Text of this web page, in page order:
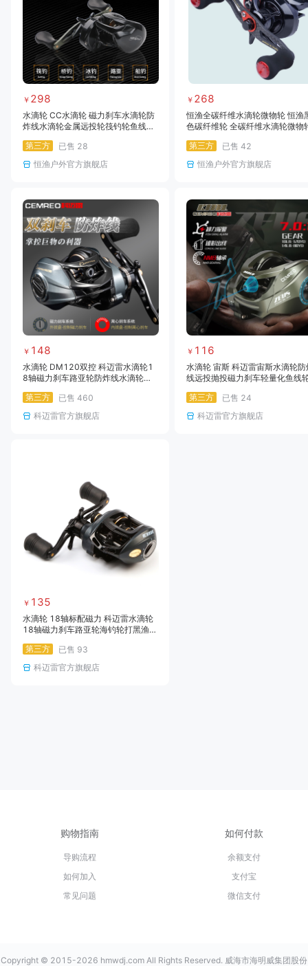
￥ 298
水滴轮 CC水滴轮 磁力刹车水滴轮防
炸线水滴轮金属远投轮筏钓轮鱼线轮
第三方
已售 28
恒渔户外官方旗舰店
￥ 268
恒渔全碳纤维水滴轮微物轮 恒渔
色碳纤维轮 全碳纤维水滴轮微物
第三方
已售 42
恒渔户外官方旗舰店
￥ 148
水滴轮 DM120双控 科迈雷水滴轮1
8轴磁力刹车路亚轮防炸线水滴轮渔
第三方
已售 460
科迈雷官方旗舰店
￥ 116
水滴轮 宙斯 科迈雷宙斯水滴轮防
线远投抛投磁力刹车轻量化鱼线
第三方
已售 24
科迈雷官方旗舰店
￥ 135
水滴轮 18轴标配磁力 科迈雷水滴轮
18轴磁力刹车路亚轮海钓轮打黑渔轮
第三方
已售 93
科迈雷官方旗舰店
购物指南
导购流程
如何加入
常见问题
如何付款
余额支付
支付宝
微信支付
Copyright © 2015-2026 hmwdj.com All Rights Reserved. 威海市海明威集团股份